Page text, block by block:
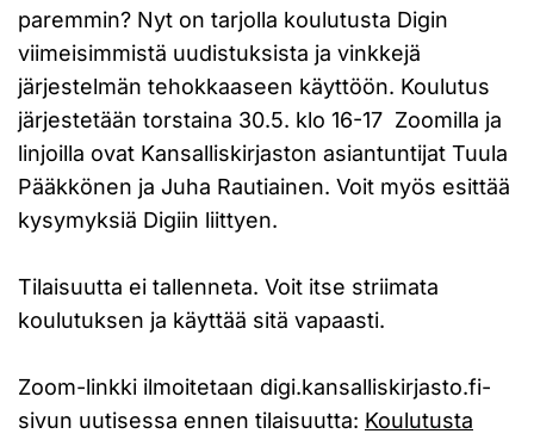
paremmin? Nyt on tarjolla koulutusta Digin
viimeisimmistä uudistuksista ja vinkkejä
järjestelmän tehokkaaseen käyttöön. Koulutus
järjestetään torstaina 30.5. klo 16-17 Zoomilla ja
linjoilla ovat Kansalliskirjaston asiantuntijat Tuula
Pääkkönen ja Juha Rautiainen. Voit myös esittää
kysymyksiä Digiin liittyen.
Tilaisuutta ei tallenneta. Voit itse striimata
koulutuksen ja käyttää sitä vapaasti.
Zoom-linkki ilmoitetaan digi.kansalliskirjasto.fi-
sivun uutisessa ennen tilaisuutta: Koulutusta